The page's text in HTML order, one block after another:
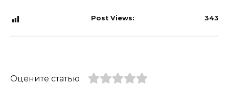
Post Views: 343
Оцените статью